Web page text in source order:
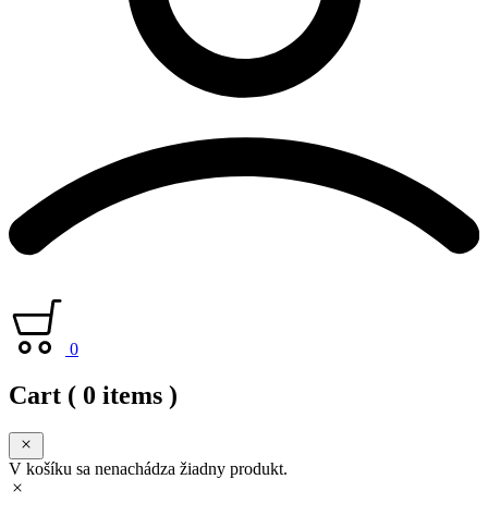
0
Cart ( 0 items )
V košíku sa nenachádza žiadny produkt.